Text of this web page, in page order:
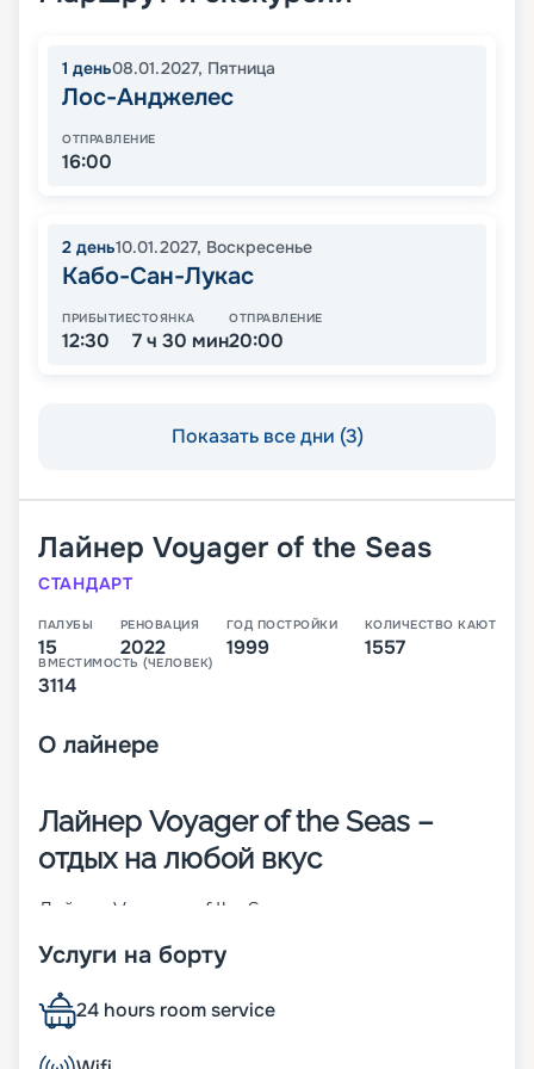
1 день08.01.2027, Пятница
Лос-Анджелес
ОТПРАВЛЕНИЕ
16:00
2 день10.01.2027, Воскресенье
Кабо-Сан-Лукас
ПРИБЫТИЕ
12:30
СТОЯНКА
7 ч 30 мин
ОТПРАВЛЕНИЕ
20:00
Показать все дни (3)
Лайнер Voyager of the Seas
СТАНДАРТ
ПАЛУБЫ
15
РЕНОВАЦИЯ
2022
ГОД ПОСТРОЙКИ
1999
КОЛИЧЕСТВО КАЮТ
1557
ВМЕСТИМОСТЬ (ЧЕЛОВЕК)
3114
О лайнере
Лайнер Voyager of the Seas –
отдых на любой вкус
Лайнер Voyager of the Seas – родоначальник
году в Финляндии. На момент спуска на воду он
нем впервые появился крытый куполом
променад протяженностью 3/4 длины судна.
Чтобы поддерживать его надежность и
Услуги на борту
24 hours room service